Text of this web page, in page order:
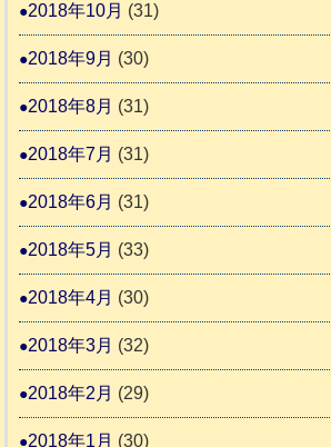
2018年10月 (31)
2018年9月 (30)
2018年8月 (31)
2018年7月 (31)
2018年6月 (31)
2018年5月 (33)
2018年4月 (30)
2018年3月 (32)
2018年2月 (29)
2018年1月 (30)